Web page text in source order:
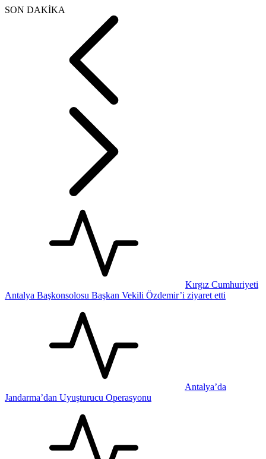
SON DAKİKA
Kırgız Cumhuriyeti
Antalya Başkonsolosu Başkan Vekili Özdemir’i ziyaret etti
Antalya’da
Jandarma’dan Uyuşturucu Operasyonu